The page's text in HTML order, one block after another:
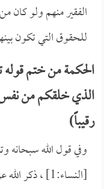
الفقير منهم ولو كان
للحقوق التي تكون
الحكمة من ختم قوله
الذي خلقكم من
رقيباً)
وفي قول الله سبحانه
[النساء:1] ،